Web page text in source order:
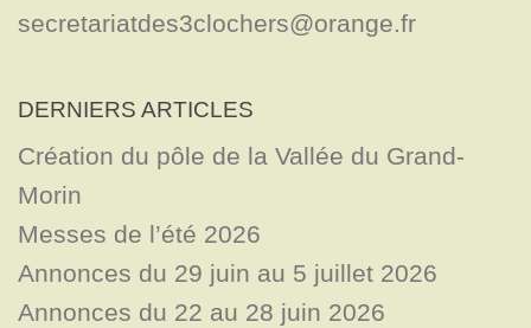
secretariatdes3clochers@orange.fr
DERNIERS ARTICLES
Création du pôle de la Vallée du Grand-
Morin
Messes de l’été 2026
Annonces du 29 juin au 5 juillet 2026
Annonces du 22 au 28 juin 2026